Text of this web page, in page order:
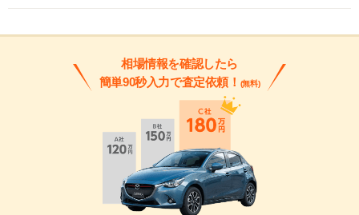
相場情報を確認したら
簡単90秒入力で査定依頼！ (無料)